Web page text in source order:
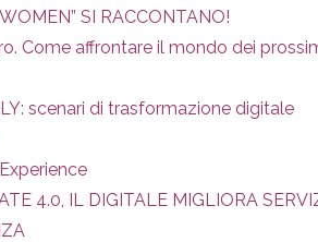
SI RACCONTANO!
Come affrontare il mondo dei
scenari di trasformazione digitale
4.0, IL DIGITALE MIGLIORA